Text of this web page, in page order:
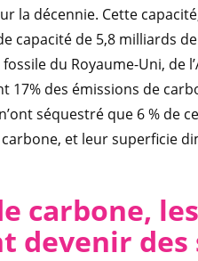
la décennie. Cette
capacité de 5,8 milliards
fossile du Royaume-Uni, de
17% des émissions de
séquestré que 6 % de
et leur superficie
carbone,
devenir des